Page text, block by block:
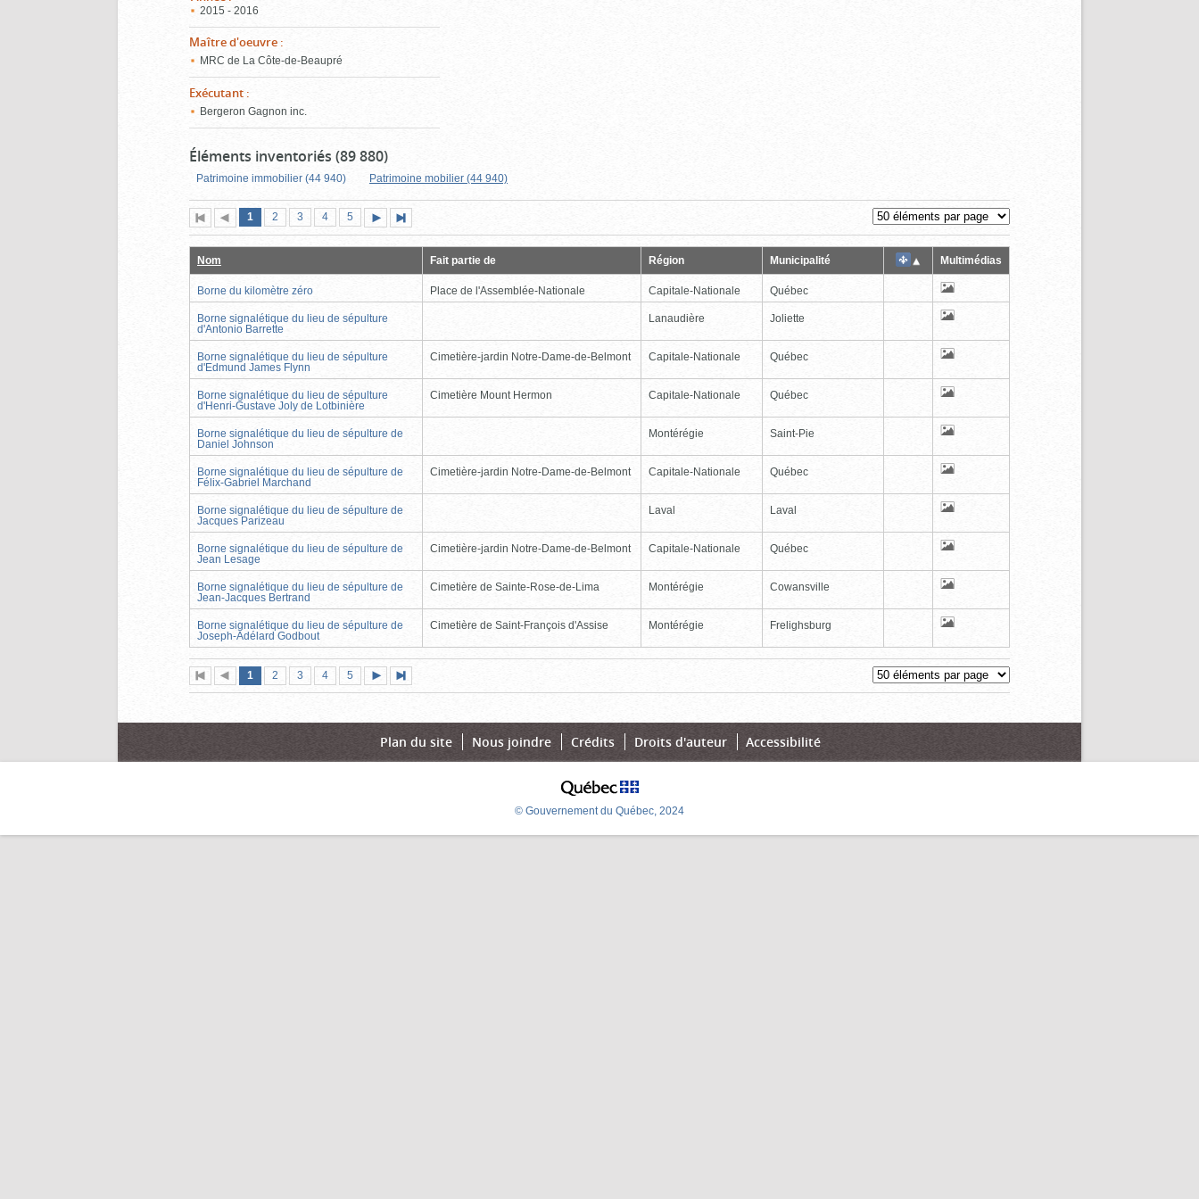
2015 - 2016
Maître d'oeuvre :
MRC de La Côte-de-Beaupré
Exécutant :
Bergeron Gagnon inc.
Éléments inventoriés (89 880)
Patrimoine immobilier (44 940) Patrimoine mobilier (44 940)
Première
page
Page
précédente
Page
1 (page
actuelle)
Page
2 Page
3 Page
4 Page
5
suivante
page
Nom Fait partie de Région Municipalité Multimédias
Borne du kilomètre zéro Place de l'Assemblée-Nationale Capitale-Nationale Québec
Borne signalétique du lieu de sépulture
d'Antonio Barrette
Lanaudière Joliette
Borne signalétique du lieu de sépulture
d'Edmund James Flynn
Cimetière-jardin Notre-Dame-de-Belmont Capitale-Nationale Québec
Borne signalétique du lieu de sépulture
d'Henri-Gustave Joly de Lotbinière
Cimetière Mount Hermon Capitale-Nationale Québec
Borne signalétique du lieu de sépulture de
Daniel Johnson
Montérégie Saint-Pie
Borne signalétique du lieu de sépulture de
Félix-Gabriel Marchand
Cimetière-jardin Notre-Dame-de-Belmont Capitale-Nationale Québec
Borne signalétique du lieu de sépulture de
Jacques Parizeau
Laval Laval
Borne signalétique du lieu de sépulture de
Jean Lesage
Cimetière-jardin Notre-Dame-de-Belmont Capitale-Nationale Québec
Borne signalétique du lieu de sépulture de
Jean-Jacques Bertrand
Cimetière de Sainte-Rose-de-Lima Montérégie Cowansville
Borne signalétique du lieu de sépulture de
Joseph-Adélard Godbout
Cimetière de Saint-François d'Assise Montérégie Frelighsburg
Première
page
Page
précédente
Page
1 (page
actuelle)
Page
2 Page
3 Page
4 Page
5
suivante
page
Plan du site Nous joindre Crédits Droits d'auteur Accessibilité
© Gouvernement du Québec, 2024